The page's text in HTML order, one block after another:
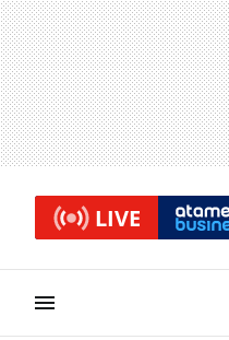
LIVE